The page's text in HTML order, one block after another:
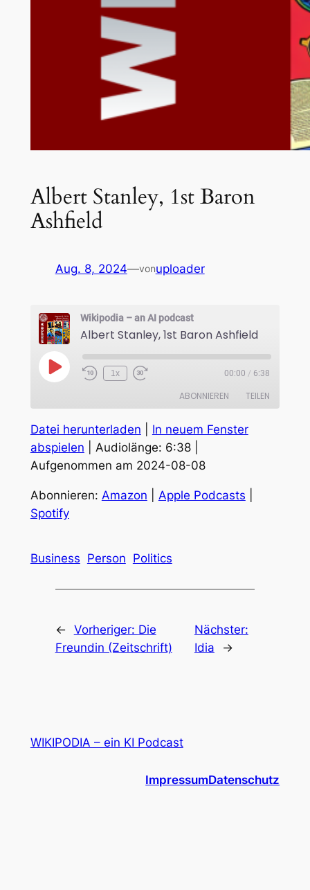
Albert Stanley, 1st Baron
Ashfield
Aug. 8, 2024—vonuploader
Wikipodia – an AI podcast
Albert Stanley, 1st Baron Ashfield
Play
Episode
1x 00:00 / 6:38
ABONNIEREN TEILEN
Amazon Apple Podcasts
TEILEN
LINK
EMBED
Datei herunterladen
In neuem Fenster
abspielen
Audiolänge: 6:38|
Aufgenommen am 2024-08-08
Abonnieren: Amazon Apple Podcasts
Spotify
Business Person Politics
← Vorheriger: Die
Freundin (Zeitschrift)
Nächster:
Idia
→
WIKIPODIA – ein KI Podcast
ImpressumDatenschutz